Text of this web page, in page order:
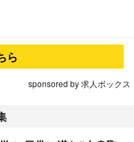
ら
sponsored by 求人ボックス